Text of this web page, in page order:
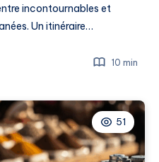
incontournables et
Un itinéraire…
10 min
51